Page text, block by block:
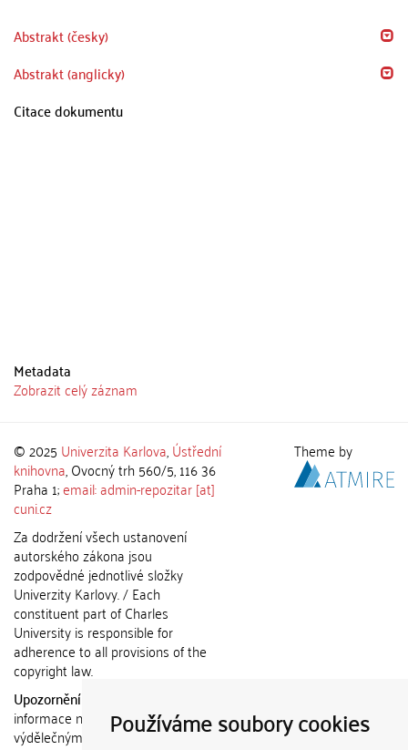
Používáme soubory cookies
Abstrakt (česky)
Abstrakt (anglicky)
Citace dokumentu
Metadata
Zobrazit celý záznam
© 2025 Univerzita Karlova,Ústřední
knihovna, Ovocný trh 560/5, 116 36
Praha 1;email: admin-repozitar [at]
cuni.cz
Za dodržení všech ustanovení
autorského zákona jsou
zodpovědné jednotlivé složky
Univerzity Karlovy. / Each
constituent part of Charles
University is responsible for
adherence to all provisions of the
copyright law.
Upozornění / Notice:
informace nemohou být použity k
výdělečným účelům nebo vydávány
Theme by